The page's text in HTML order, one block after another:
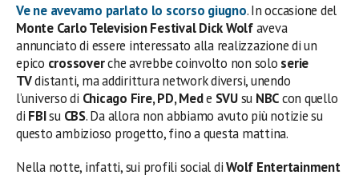
Ve ne avevamo parlato lo scorso giugno. In occasione del
Monte Carlo Television Festival Dick Wolfaveva
annunciato di essere interessato alla realizzazione di un
epico crossoverche avrebbe coinvolto non solo serie
TVdistanti, ma addirittura network diversi, unendo
l’universo di Chicago Fire, PD, Mede SVUsu NBCcon quello
di FBIsu CBS. Da allora non abbiamo avuto più notizie su
questo ambizioso progetto, fino a questa mattina.
Nella notte, infatti, sui profili social diWolf Entertainment